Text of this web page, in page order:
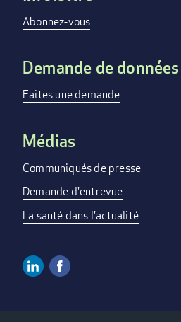
menu
Abonnez-vous
Demande de données
Faites une demande
Médias
Communiqués de presse
Demande d'entrevue
La santé dans l'actualité
Linkedin